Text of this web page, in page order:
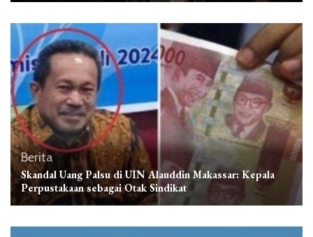
Berita
Skandal Uang Palsu di UIN Alauddin Makassar: Kepala
Perpustakaan sebagai Otak Sindikat